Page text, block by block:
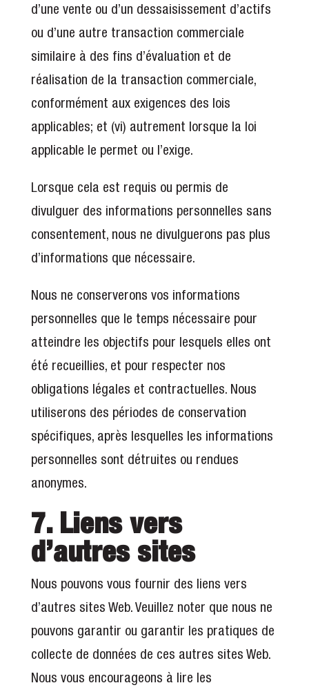
d’une vente ou d’un dessaisissement d’actifs
ou d’une autre transaction commerciale
similaire à des fins d’évaluation et de
réalisation de la transaction commerciale,
conformément aux exigences des lois
applicables; et (vi) autrement lorsque la loi
applicable le permet ou l’exige.
Lorsque cela est requis ou permis de
divulguer des informations personnelles sans
consentement, nous ne divulguerons pas plus
d’informations que nécessaire.
Nous ne conserverons vos informations
personnelles que le temps nécessaire pour
atteindre les objectifs pour lesquels elles ont
été recueillies, et pour respecter nos
obligations légales et contractuelles. Nous
utiliserons des périodes de conservation
spécifiques, après lesquelles les informations
personnelles sont détruites ou rendues
anonymes.
7. Liens vers
d’autres sites
Nous pouvons vous fournir des liens vers
d’autres sites Web. Veuillez noter que nous ne
pouvons garantir ou garantir les pratiques de
collecte de données de ces autres sites Web.
Nous vous encourageons à lire les